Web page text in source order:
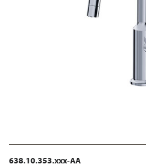
638.10.353.xxx-AA